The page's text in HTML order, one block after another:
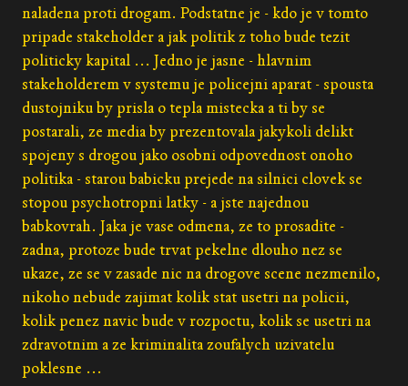
naladena proti drogam. Podstatne je - kdo je v tomto
pripade stakeholder a jak politik z toho bude tezit
politicky kapital ... Jedno je jasne - hlavnim
stakeholderem v systemu je policejni aparat - spousta
dustojniku by prisla o tepla mistecka a ti by se
postarali, ze media by prezentovala jakykoli delikt
spojeny s drogou jako osobni odpovednost onoho
politika - starou babicku prejede na silnici clovek se
stopou psychotropni latky - a jste najednou
babkovrah. Jaka je vase odmena, ze to prosadite -
zadna, protoze bude trvat pekelne dlouho nez se
ukaze, ze se v zasade nic na drogove scene nezmenilo,
nikoho nebude zajimat kolik stat usetri na policii,
kolik penez navic bude v rozpoctu, kolik se usetri na
zdravotnim a ze kriminalita zoufalych uzivatelu
poklesne ...